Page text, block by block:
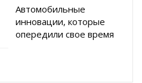
Автомобильные
инновации, которые
опередили свое время